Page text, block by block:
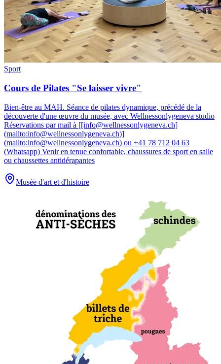
Sport
Cours de Pilates "Se laisser vivre"
Bien-être au MAH. Séance de pilates dynamique, précédé de la
découverte d'une œuvre du musée, avec Wellnessonlygeneva studio
Réservations par mail à [[info@wellnessonlygeneva.ch]
(mailto:info@wellnessonlygeneva.ch)]
(mailto:info@wellnessonlygeneva.ch) ou +41 78 712 04 63
(Whatsapp) Venir en tenue confortable, chaussures de sport en salle
ou chaussettes antidérapantes
Musée d'art et d'histoire